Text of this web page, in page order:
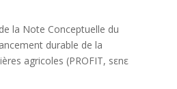
la Note Conceptuelle du
durable de la
agricoles (PROFIT, sεnε